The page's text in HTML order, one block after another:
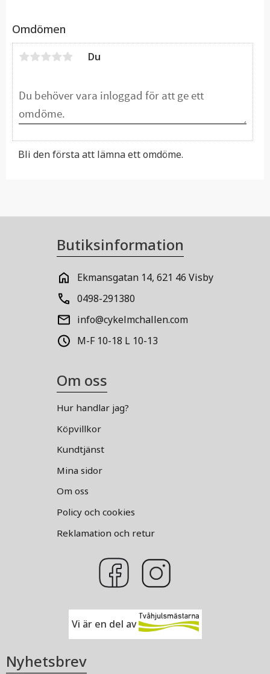
Omdömen
Du
Bli den första att lämna ett omdöme.
Butiksinformation
Ekmansgatan 14, 621 46 Visby
0498-291380
info@cykelmchallen.com
M-F 10-18 L 10-13
Om oss
Hur handlar jag?
Köpvillkor
Kundtjänst
Mina sidor
Om oss
Policy och cookies
Reklamation och retur
Vi är en del av
Nyhetsbrev